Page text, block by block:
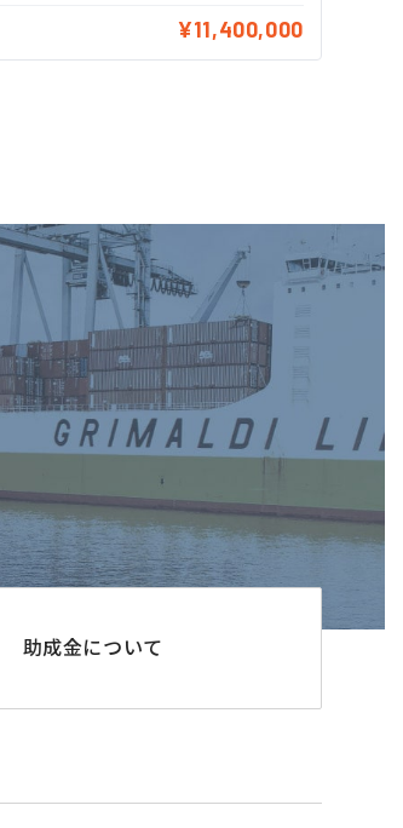
¥11,400,000
助成金について